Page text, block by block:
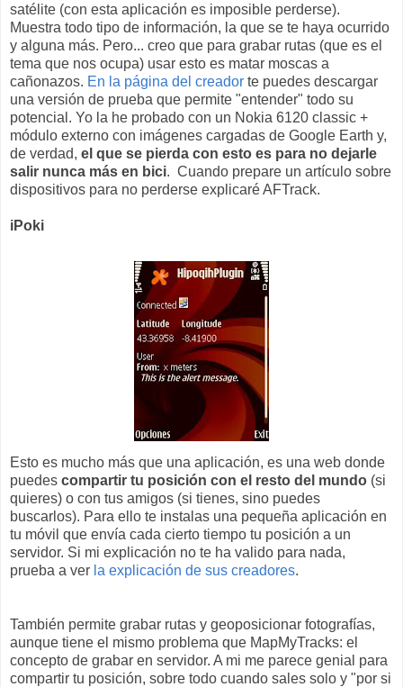
satélite (con esta aplicación es imposible perderse).
Muestra todo tipo de información, la que se te haya ocurrido
y alguna más. Pero... creo que para grabar rutas (que es el
tema que nos ocupa) usar esto es matar moscas a
cañonazos. En la página del creador te puedes descargar
una versión de prueba que permite "entender" todo su
potencial. Yo la he probado con un Nokia 6120 classic +
módulo externo con imágenes cargadas de Google Earth y,
de verdad, el que se pierda con esto es para no dejarle
salir nunca más en bici. Cuando prepare un artículo sobre
dispositivos para no perderse explicaré AFTrack.
iPoki
Esto es mucho más que una aplicación, es una web donde
puedes compartir tu posición con el resto del mundo (si
quieres) o con tus amigos (si tienes, sino puedes
buscarlos). Para ello te instalas una pequeña aplicación en
tu móvil que envía cada cierto tiempo tu posición a un
servidor. Si mi explicación no te ha valido para nada,
prueba a ver la explicación de sus creadores.
También permite grabar rutas y geoposicionar fotografías,
aunque tiene el mismo problema que MapMyTracks: el
concepto de grabar en servidor. A mi me parece genial para
compartir tu posición, sobre todo cuando sales solo y "por si